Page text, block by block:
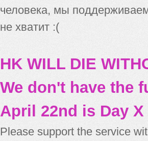
человека, мы
не хватит :(
HK WILL DIE
We don't have the
April 22nd is Day X
Please support the service